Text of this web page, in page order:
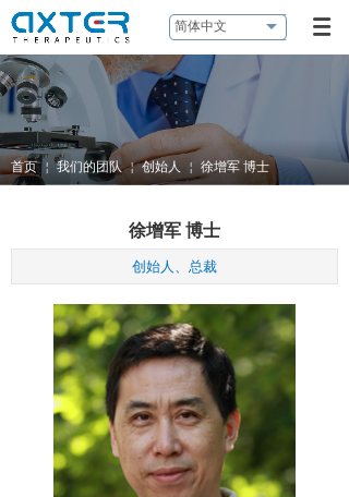
首页 ￤ 我们的团队 ￤ 创始人 ￤ 徐增军 博士
徐增军 博士
创始人、总裁
简体中文